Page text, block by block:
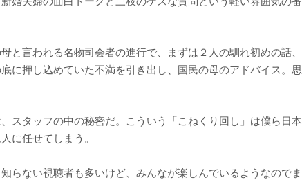
と言われる名物司会者の進行で、まずは２人の馴れ初めの話、
に押し込めていた不満を引き出し、国民の母のアドバイス。思
スタッフの中の秘密だ。こういう「こねくり回し」は僕ら日本
に任せてしまう。
らない視聴者も多いけど、みんなが楽しんでいるようなのでま